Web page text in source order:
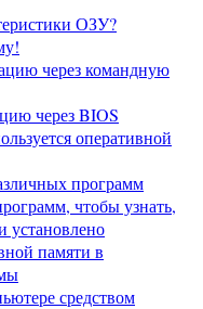
ОЗУ?
через командную
через BIOS
оперативной
программ
чтобы узнать,
установлено
памяти в
средством